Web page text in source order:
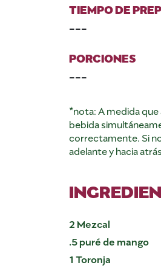
TIEMPO DE
---
PORCIONES
---
*nota: A medida
bebida
correctamente. Si
adelante y hacia
2 Mezcal
.5 puré de mango
1 Toronja